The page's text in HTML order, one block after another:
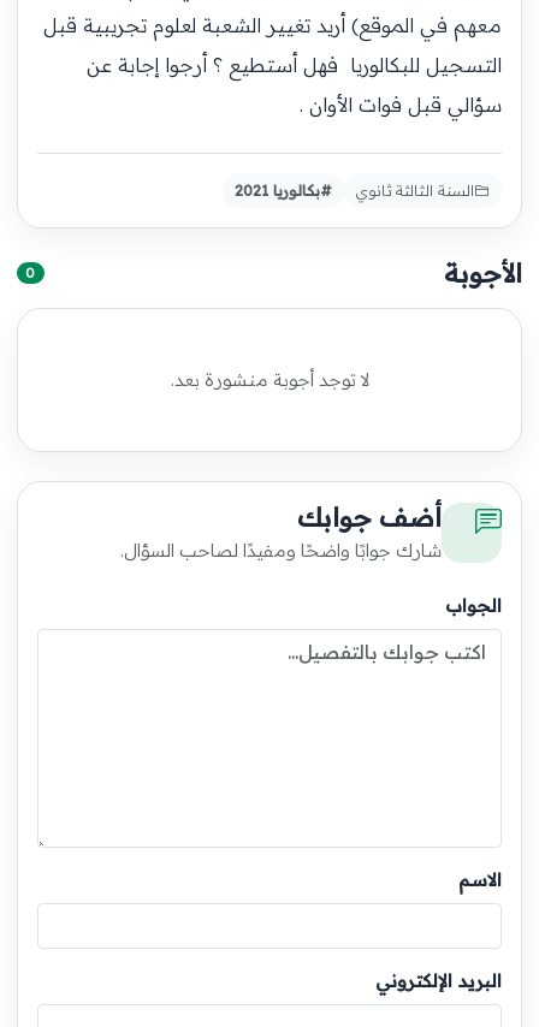
معهم في الموقع) أريد تغيير الشعبة لعلوم تجريبية قبل
التسجيل للبكالوريا فهل أستطيع ؟ أرجوا إجابة عن
سؤالي قبل فوات الأوان .
السنة الثالثة ثانوي #بكالوريا 2021
الأجوبة 0
لا توجد أجوبة منشورة بعد.
أضف جوابك
شارك جوابًا واضحًا ومفيدًا لصاحب السؤال.
الجواب
الاسم
البريد الإلكتروني